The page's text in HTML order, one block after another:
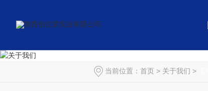
当前位置： 首页 > 关于我们 >